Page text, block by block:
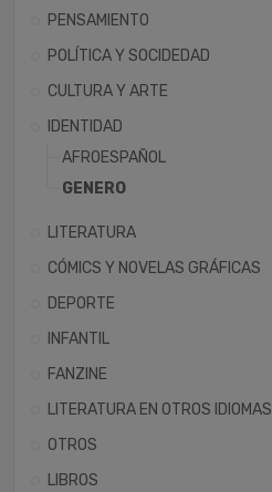
PENSAMIENTO
POLÍTICA Y SOCIDEDAD
CULTURA Y ARTE
IDENTIDAD
AFROESPAÑOL
GENERO
LITERATURA
CÓMICS Y NOVELAS GRÁFICAS
DEPORTE
INFANTIL
FANZINE
LITERATURA EN OTROS IDIOMAS
OTROS
LIBROS